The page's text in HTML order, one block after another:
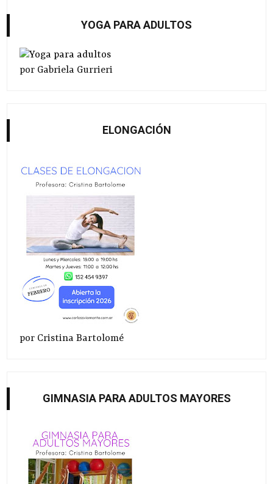
YOGA PARA ADULTOS
por Gabriela Gurrieri
ELONGACIÓN
por Cristina Bartolomé
GIMNASIA PARA ADULTOS MAYORES